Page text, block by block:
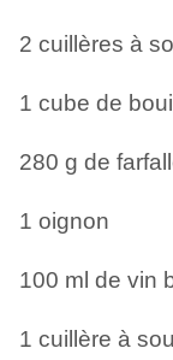
2 cuillères à
1 cube de
280 g de
1 oignon
100 ml de vin
1 cuillère à